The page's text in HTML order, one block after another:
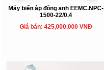
Máy biến áp đông anh EEMC.NPC-
1500-22/0.4
Giá bán: 425,000,000 VNĐ